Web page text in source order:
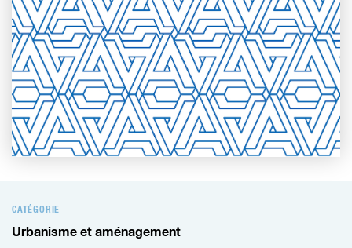
CATÉGORIE
Urbanisme et aménagement